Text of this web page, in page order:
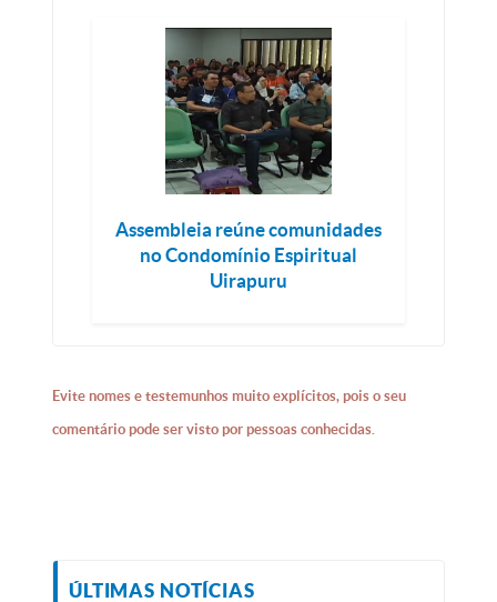
Assembleia reúne comunidades
no Condomínio Espiritual
Uirapuru
Evite nomes e testemunhos muito explícitos, pois o seu
comentário pode ser visto por pessoas conhecidas.
ÚLTIMAS NOTÍCIAS